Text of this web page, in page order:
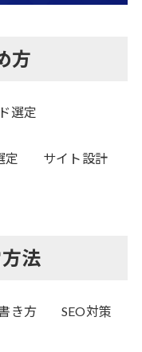
方
選定
定 サイト設計
法
き方 SEO対策